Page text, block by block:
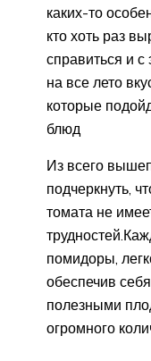
каких-то
кто хоть раз
справиться и с
на все лето
которые
блюд
Из всего
подчеркнуть,
томата не
помидоры,
обеспечив
полезными
огромного